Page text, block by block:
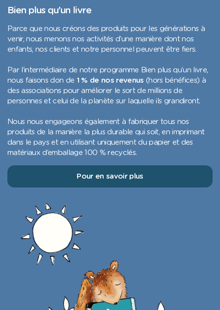
des mères : la qualité est au
magnifique. Un grand merci à
toute l'équipe, je
hésiter.
Bien plus qu’un livre
Parce que nous créons des produits pour les générations à
venir, nous menons nos activités d’une manière dont nos
enfants, nos clients et notre personnel peuvent être fiers.
Par l’intermédiaire de notre programme Bien plus qu’un livre,
nous faisons don de 1 % de nos revenus (hors bénéfices) à
des associations pour améliorer le sort de millions de
personnes et celui de la planète sur laquelle ils grandiront.
Nous nous engageons également à fabriquer tous nos
produits de la manière la plus durable qui soit, en imprimant
dans le pays et en utilisant uniquement du papier et des
matériaux d’emballage 100 % recyclés.
Pour en savoir plus